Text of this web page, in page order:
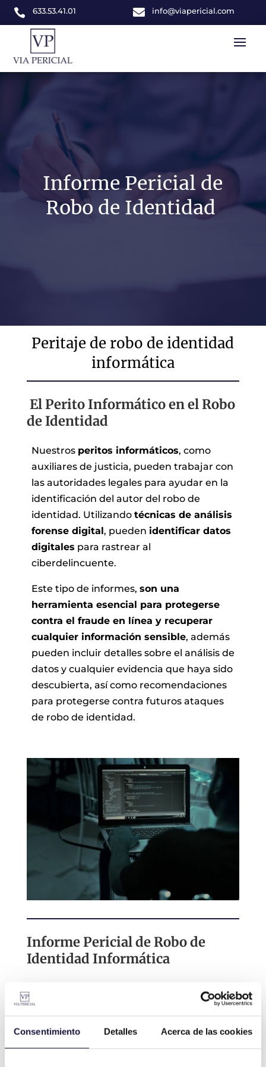
Consentimiento Detalles Acerca de las cookies
 633.53.41.01  info@viapericial.com
Informe Pericial de
Robo de Identidad
Peritaje de robo de identidad
informática
El Perito Informático en el Robo
de Identidad
Nuestros peritos informáticos, como
auxiliares de justicia, pueden trabajar con
las autoridades legales para ayudar en la
identificación del autor del robo de
identidad. Utilizando técnicas de análisis
forense digital, pueden identificar datos
digitales para rastrear al
ciberdelincuente.
Este tipo de informes, son una
herramienta esencial para protegerse
contra el fraude en línea y recuperar
cualquier información sensible, además
pueden incluir detalles sobre el análisis de
datos y cualquier evidencia que haya sido
descubierta, así como recomendaciones
para protegerse contra futuros ataques
de robo de identidad.
Informe Pericial de Robo de
Identidad Informática
consiste en la investigación y análisis de
los datos digitales involucrados en un
posible robo de identidad en línea, donde
nuestros peritos informáticos recopilan